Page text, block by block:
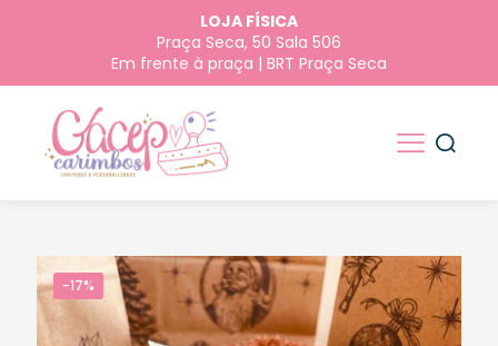
LOJA FÍSICA
Praça Seca, 50 Sala 506
Em frente à praça | BRT Praça Seca
-17%